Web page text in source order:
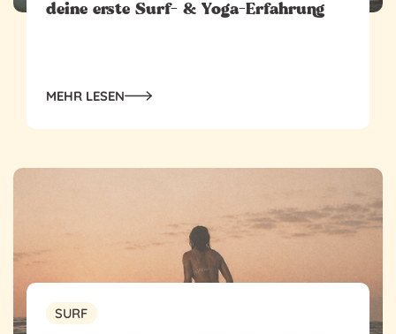
deine erste Surf- & Yoga-Erfahrung
MEHR LESEN
SURF